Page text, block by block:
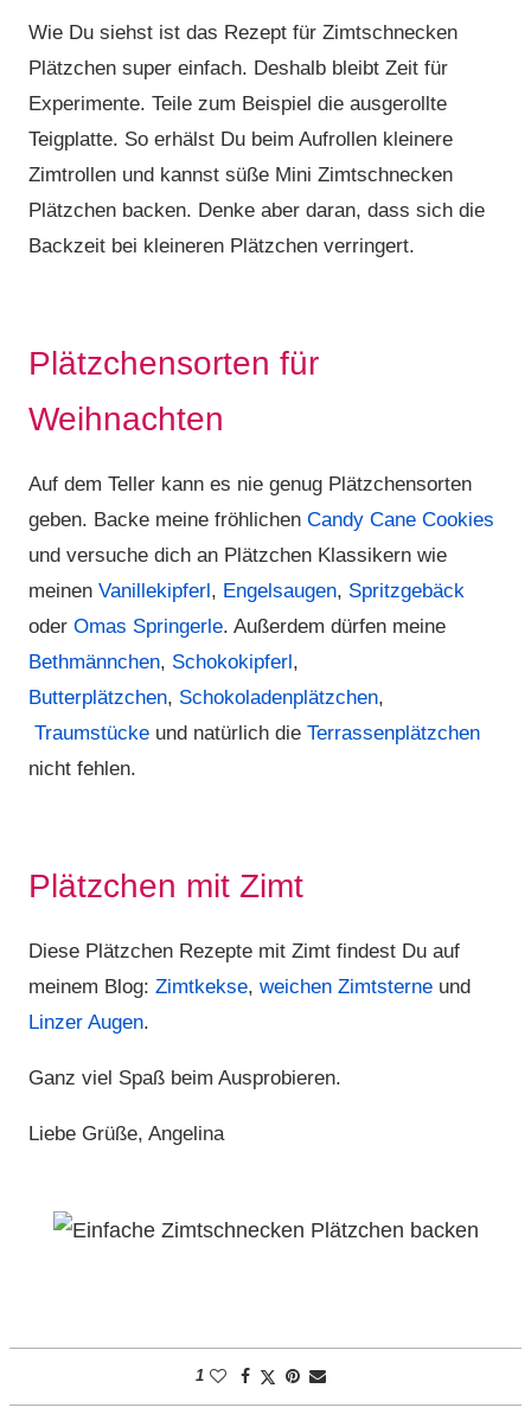
Wie Du siehst ist das Rezept für Zimtschnecken
Plätzchen super einfach. Deshalb bleibt Zeit für
Experimente. Teile zum Beispiel die ausgerollte
Teigplatte. So erhälst Du beim Aufrollen kleinere
Zimtrollen und kannst süße Mini Zimtschnecken
Plätzchen backen. Denke aber daran, dass sich die
Backzeit bei kleineren Plätzchen verringert.
Plätzchensorten für
Weihnachten
Auf dem Teller kann es nie genug Plätzchensorten
geben. Backe meine fröhlichen Candy Cane Cookies
und versuche dich an Plätzchen Klassikern wie
meinen Vanillekipferl, Engelsaugen, Spritzgebäck
oder Omas Springerle. Außerdem dürfen meine
Bethmännchen, Schokokipferl,
Butterplätzchen, Schokoladenplätzchen,
Traumstücke und natürlich die Terrassenplätzchen
nicht fehlen.
Plätzchen mit Zimt
Diese Plätzchen Rezepte mit Zimt findest Du auf
meinem Blog: Zimtkekse, weichen Zimtsterne und
Linzer Augen.
Ganz viel Spaß beim Ausprobieren.
Liebe Grüße, Angelina
1